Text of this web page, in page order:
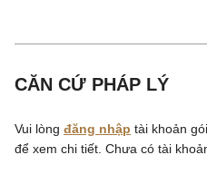
CĂN CỨ PHÁP LÝ
Vui lòng đăng nhập tài khoản gói
để xem chi tiết. Chưa có tài